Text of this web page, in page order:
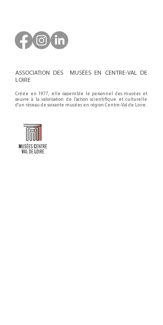
ASSOCIATION DES MUSÉES EN CENTRE-VAL DE
LOIRE
Créée en 1977, elle rassemble le personnel des musées et
œuvre à la valorisation de l'action scientifique et culturelle
d'un réseau de soixante musées en région Centre-Val de Loire.